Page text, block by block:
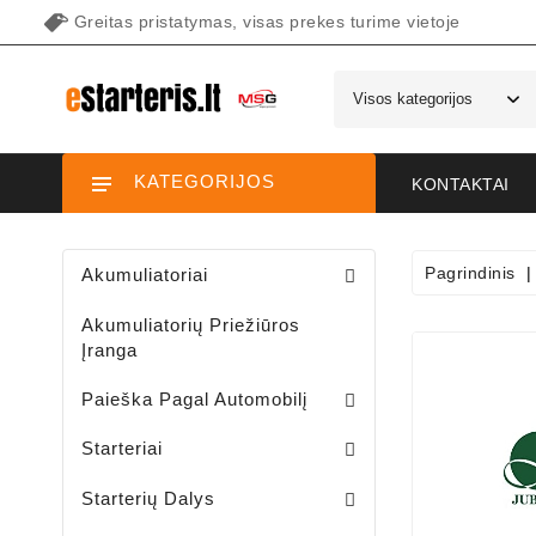
Greitas pristatymas, visas prekes turime vietoje
KONTAKTAI
KATEGORIJOS
Akumuliatoriai
Akumuliatorių Priežiūros
Įranga
Paieška Pagal Automobilį
Starteriai
Starterių Dalys
Pagrindinis